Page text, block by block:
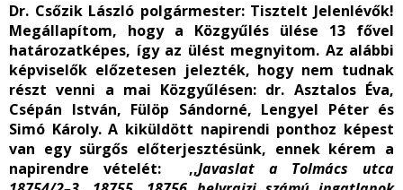
Dr. Csőzik László polgármester: Tisztelt Jelenlévők!
Megállapítom, hogy a Közgyűlés ülése 13 fővel
határozatképes, így az ülést megnyitom. Az alábbi
képviselők előzetesen jelezték, hogy nem tudnak
részt venni a mai Közgyűlésen: dr. Asztalos Éva,
Csépán István, Fülöp Sándorné, Lengyel Péter és
Simó Károly. A kiküldött napirendi ponthoz képest
van egy sürgős előterjesztésünk, ennek kérem a
napirendre vételét: ,,Javaslat a Tolmács utca